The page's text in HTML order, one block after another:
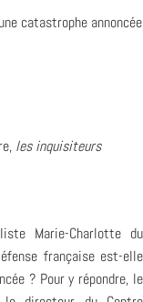
catastrophe annoncée
les inquisiteurs
Marie-Charlotte du
française est-elle
? Pour y répondre, le